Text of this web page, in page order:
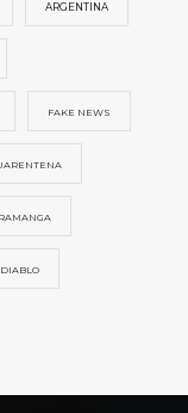
ARGENTINA
FAKE NEWS
DIABLO